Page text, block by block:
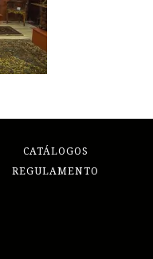
CATÁLOGOS
REGULAMENTO